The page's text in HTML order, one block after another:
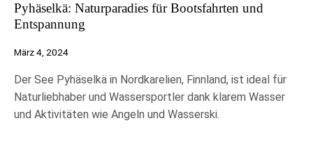
Pyhäselkä: Naturparadies für Bootsfahrten und
Entspannung
März 4, 2024
Der See Pyhäselkä in Nordkarelien, Finnland, ist ideal für
Naturliebhaber und Wassersportler dank klarem Wasser
und Aktivitäten wie Angeln und Wasserski.